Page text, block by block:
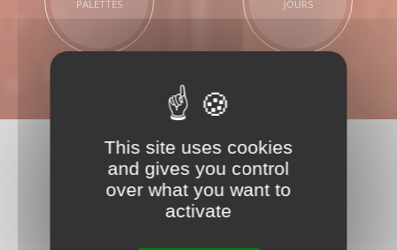
PALETTES JOURS
This site uses cookies
and gives you control
over what you want to
activate